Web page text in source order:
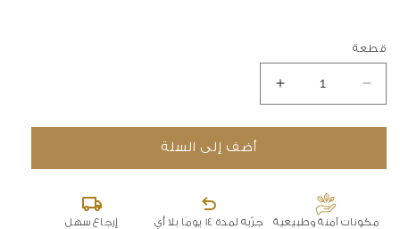
قطعة
مجموعة
فانيليا
مجموعة
فانيليا
أضف إلى السلة
مكونات آمنة وطبيعية
جرّبه لمدة 14 يومًا بلا أي
إرجاع سهل